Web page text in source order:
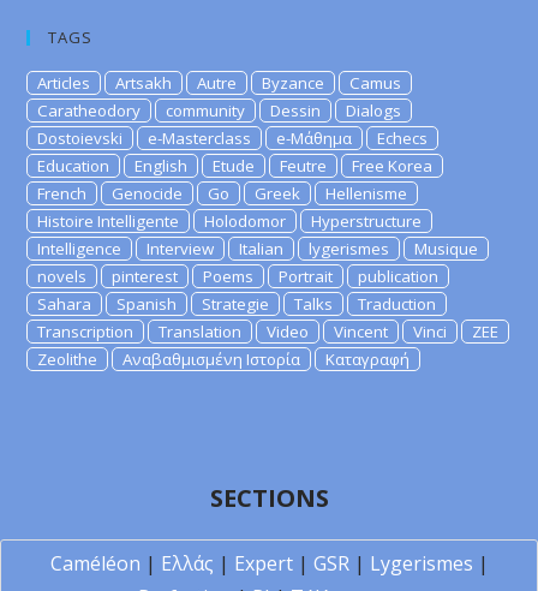
TAGS
Articles Artsakh Autre Byzance
Camus
Caratheodory
community Dessin
Dialogs
Dostoievski
e-Masterclass e-Μάθημα
Echecs
Education
English Etude Feutre
Free Korea
French
Genocide Go Greek
Hellenisme
Histoire Intelligente
Holodomor
Hyperstructure
Intelligence
Interview Italian lygerismes
Musique
novels
pinterest Poems Portrait
publication
Sahara
Spanish Strategie Talks
Traduction
Transcription
Translation Video Vincent Vinci
ZEE
Zeolithe
Αναβαθμισμένη Ιστορία Καταγραφή
SECTIONS
Caméléon | Ελλάς | Expert| GSR| Lygerismes |